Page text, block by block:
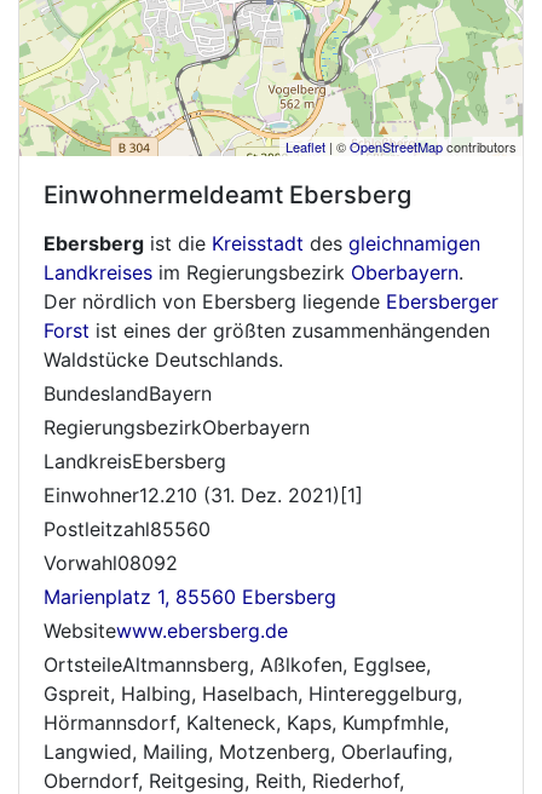
Leaflet | ©OpenStreetMapcontributors
Einwohnermeldeamt Ebersberg
Ebersberg ist die Kreisstadt des gleichnamigen
Landkreises im Regierungsbezirk Oberbayern.
Der nördlich von Ebersberg liegende Ebersberger
Forst ist eines der größten zusammenhängenden
Waldstücke Deutschlands.
BundeslandBayern
RegierungsbezirkOberbayern
LandkreisEbersberg
Einwohner12.210 (31. Dez. 2021)[1]
Postleitzahl85560
Vorwahl08092
Marienplatz 1, 85560 Ebersberg
Websitewww.ebersberg.de
OrtsteileAltmannsberg, Aßlkofen, Egglsee,
Gspreit, Halbing, Haselbach, Hintereggelburg,
Hörmannsdorf, Kalteneck, Kaps, Kumpfmhle,
Langwied, Mailing, Motzenberg, Oberlaufing,
Oberndorf, Reitgesing, Reith, Riederhof,